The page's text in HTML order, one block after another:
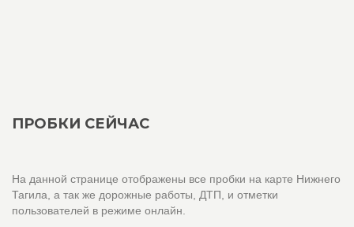
ПРОБКИ СЕЙЧАС
На данной странице отображены все пробки на карте Нижнего
Тагила, а так же дорожные работы, ДТП, и отметки
пользователей в режиме онлайн.